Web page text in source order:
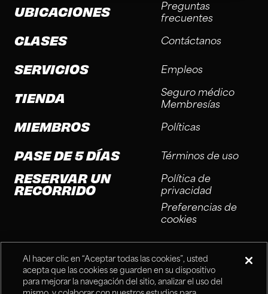
UBICACIONES
CLASES
SERVICIOS
TIENDA
MIEMBROS
PASE DE 5 DÍAS
RESERVAR UN
RECORRIDO
Preguntas
frecuentes
Contáctanos
Empleos
Seguro médico
Membresías
Políticas
Términos de uso
Política de
privacidad
Preferencias de
cookies
Al hacer clic en “Aceptar todas las cookies”, usted
acepta que las cookies se guarden en su dispositivo
para mejorar la navegación del sitio, analizar el uso del